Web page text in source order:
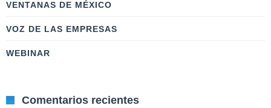
VENTANAS DE MÉXICO
VOZ DE LAS EMPRESAS
WEBINAR
Comentarios recientes